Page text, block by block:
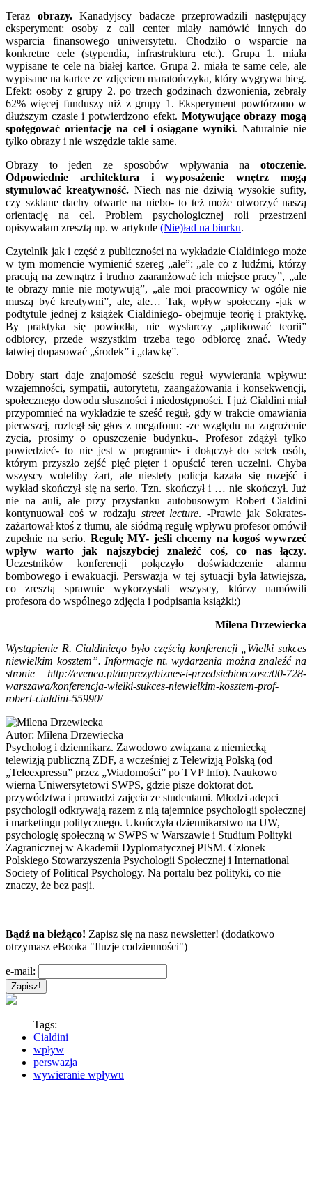
Teraz obrazy.Kanadyjscy badacze przeprowadzili następujący
eksperyment: osoby z call center miały namówić innych do
wsparcia finansowego uniwersytetu. Chodziło o wsparcie na
konkretne cele (stypendia, infrastruktura etc.). Grupa 1. miała
wypisane te cele na białej kartce. Grupa 2. miała te same cele, ale
wypisane na kartce ze zdjęciem maratończyka, który wygrywa bieg.
Efekt: osoby z grupy 2. po trzech godzinach dzwonienia, zebrały
62% więcej funduszy niż z grupy 1. Eksperyment powtórzono w
dłuższym czasie i potwierdzono efekt. Motywujące obrazy mogą
spotęgować orientację na cel i osiągane wyniki. Naturalnie nie
tylko obrazy i nie wszędzie takie same.
Obrazy to jeden ze sposobów wpływania na otoczenie.
Odpowiednie architektura i wyposażenie wnętrz mogą
stymulować kreatywność. Niech nas nie dziwią wysokie sufity,
czy szklane dachy otwarte na niebo- to też może otworzyć naszą
orientację na cel. Problem psychologicznej roli przestrzeni
opisywałam zresztą np. w artykule (Nie)ład na biurku.
Czytelnik jak i część z publiczności na wykładzie Cialdiniego może
w tym momencie wymienić szereg „ale”: „ale co z ludźmi, którzy
pracują na zewnątrz i trudno zaaranżować ich miejsce pracy”, „ale
te obrazy mnie nie motywują”, „ale moi pracownicy w ogóle nie
muszą być kreatywni”, ale, ale… Tak, wpływ społeczny -jak w
podtytule jednej z książek Cialdiniego- obejmuje teorię i praktykę.
By praktyka się powiodła, nie wystarczy „aplikować teorii”
odbiorcy, przede wszystkim trzeba tego odbiorcę znać. Wtedy
łatwiej dopasować „środek” i „dawkę”.
Dobry start daje znajomość sześciu reguł wywierania wpływu:
wzajemności, sympatii, autorytetu, zaangażowania i konsekwencji,
społecznego dowodu słuszności i niedostępności. I już Cialdini miał
przypomnieć na wykładzie te sześć reguł, gdy w trakcie omawiania
pierwszej, rozległ się głos z megafonu: -ze względu na zagrożenie
życia, prosimy o opuszczenie budynku-. Profesor zdążył tylko
powiedzieć- to nie jest w programie- i dołączył do setek osób,
którym przyszło zejść pięć pięter i opuścić teren uczelni. Chyba
wszyscy woleliby żart, ale niestety policja kazała się rozejść i
wykład skończył się na serio. Tzn. skończył i … nie skończył. Już
nie na auli, ale przy przystanku autobusowym Robert Cialdini
kontynuował coś w rodzaju street lecture. -Prawie jak Sokrates-
zażartował ktoś z tłumu, ale siódmą regułę wpływu profesor omówił
zupełnie na serio. Regułę MY- jeśli chcemy na kogoś wywrzeć
wpływ warto jak najszybciej znaleźć coś, co nas łączy.
Uczestników konferencji połączyło doświadczenie alarmu
bombowego i ewakuacji. Perswazja w tej sytuacji była łatwiejsza,
co zresztą sprawnie wykorzystali wszyscy, którzy namówili
profesora do wspólnego zdjęcia i podpisania książki;)
Milena Drzewiecka
Wystąpienie R. Cialdiniego było częścią konferencji „Wielki sukces
niewielkim kosztem”. Informacje nt. wydarzenia można znaleźć na
stronie http://evenea.pl/imprezy/biznes-i-przedsiebiorczosc/00-728-
warszawa/konferencja-wielki-sukces-niewielkim-kosztem-prof-
robert-cialdini-55990/
Autor: Milena Drzewiecka
Psycholog i dziennikarz. Zawodowo związana z niemiecką
telewizją publiczną ZDF, a wcześniej z Telewizją Polską (od
„Teleexpressu” przez „Wiadomości” po TVP Info). Naukowo
wierna Uniwersytetowi SWPS, gdzie pisze doktorat dot.
przywództwa i prowadzi zajęcia ze studentami. Młodzi adepci
psychologii odkrywają razem z nią tajemnice psychologii społecznej
i marketingu politycznego. Ukończyła dziennikarstwo na UW,
psychologię społeczną w SWPS w Warszawie i Studium Polityki
Zagranicznej w Akademii Dyplomatycznej PISM. Członek
Polskiego Stowarzyszenia Psychologii Społecznej i International
Society of Political Psychology. Na portalu bez polityki, co nie
znaczy, że bez pasji.
Bądź na bieżąco! Zapisz się na nasz newsletter! (dodatkowo
otrzymasz eBooka "Iluzje codzienności")
e-mail:
Tags:
Cialdini
wpływ
perswazja
wywieranie wpływu